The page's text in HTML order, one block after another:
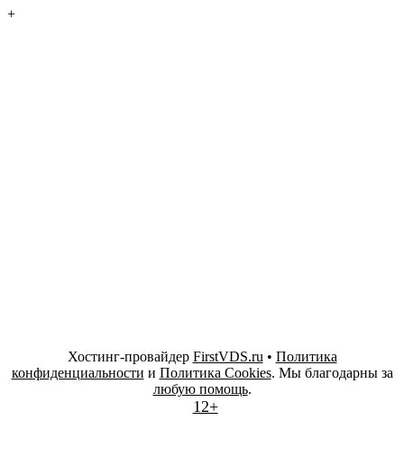
+
Хостинг-провайдер FirstVDS.ru • Политика
конфиденциальности и Политика Cookies. Мы благодарны за
любую помощь.
12+